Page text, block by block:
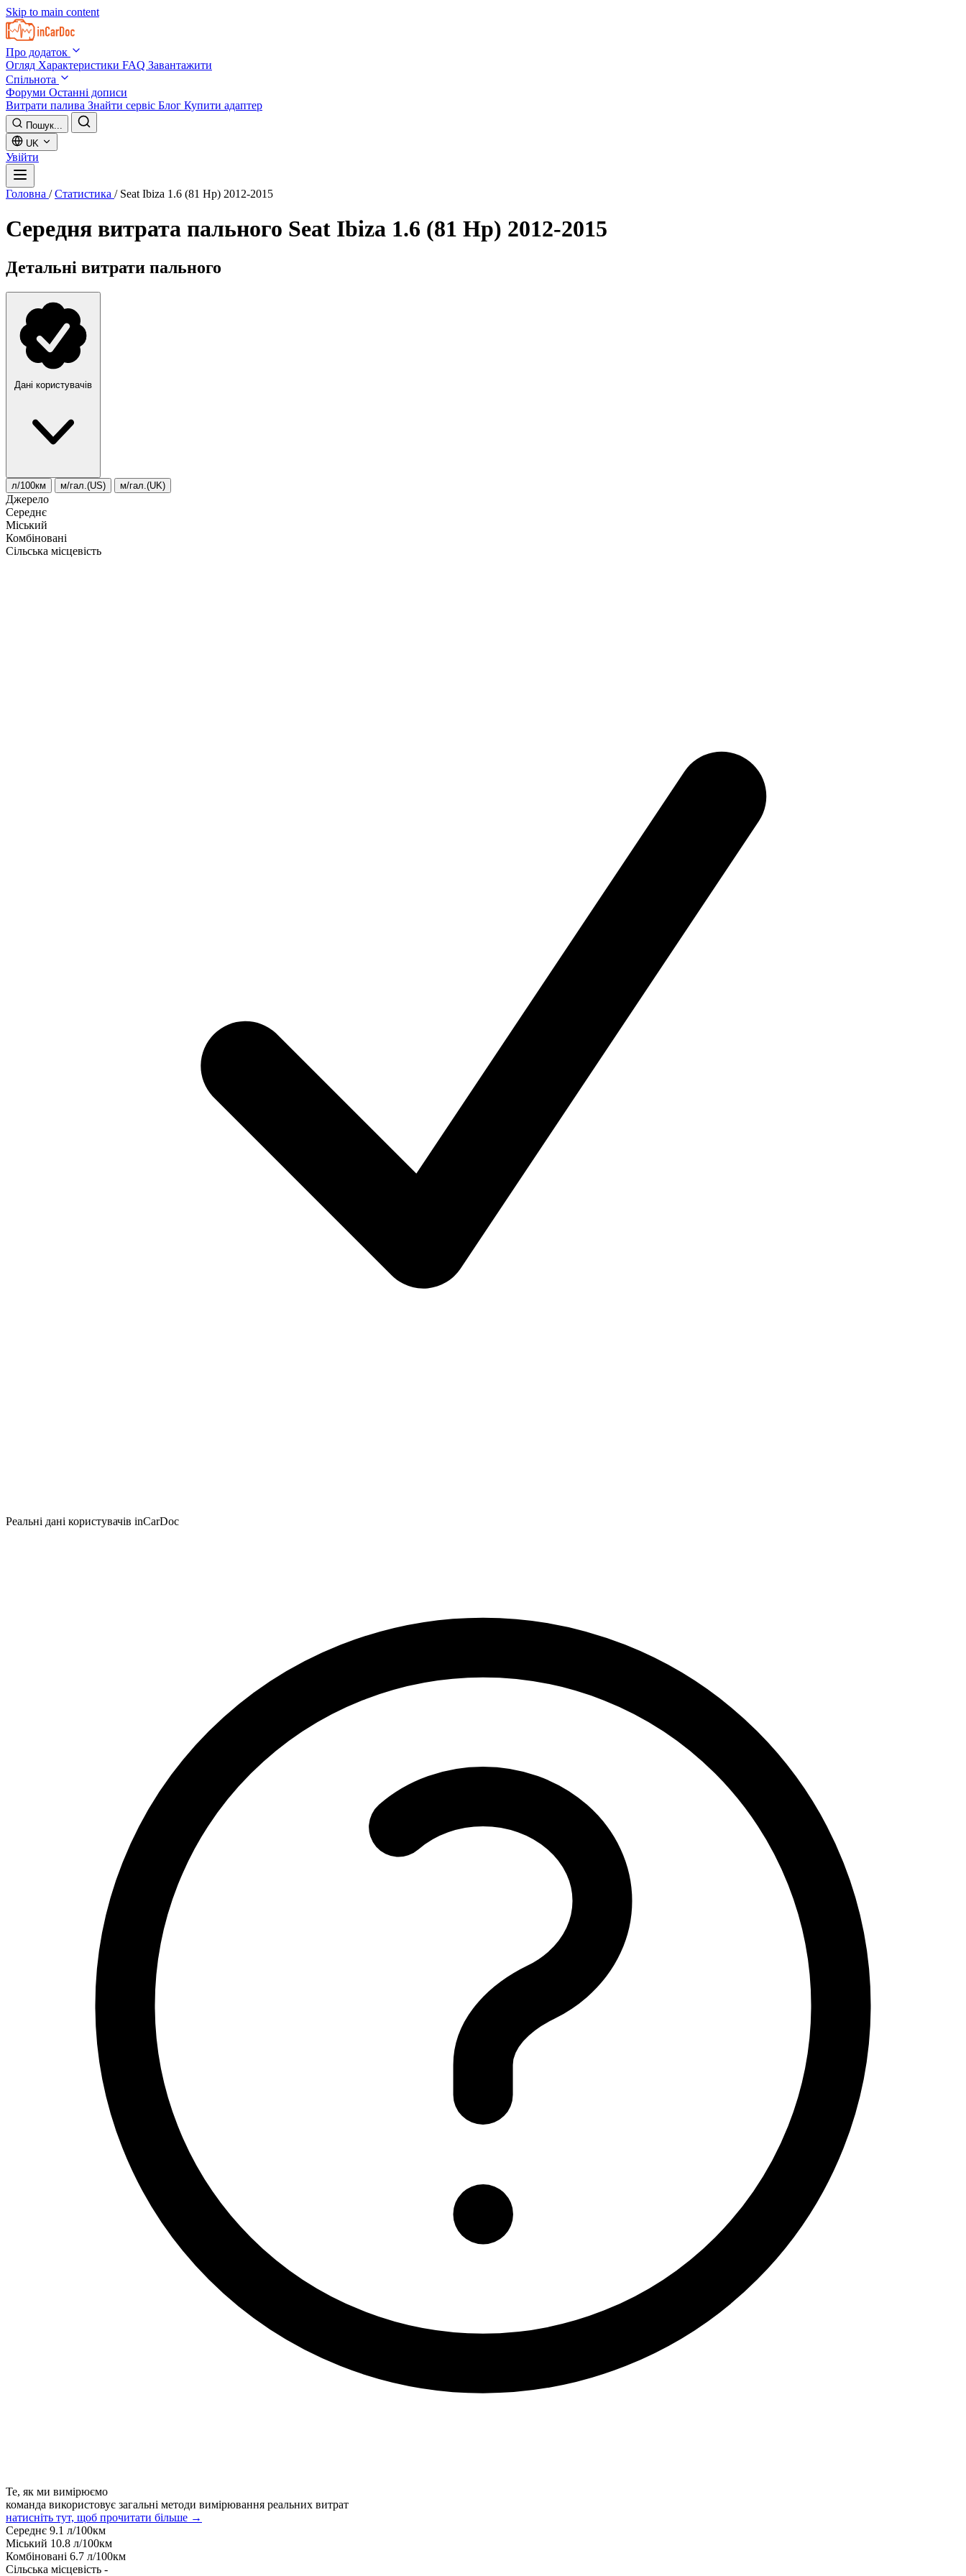
Skip to main content
Про додаток
Огляд Характеристики FAQ Завантажити
Спільнота
Форуми Останні дописи
Витрати палива Знайти сервіс Блог Купити адаптер
Пошук...
UK
Увійти
Головна / Статистика / Seat Ibiza 1.6 (81 Hp) 2012-2015
Середня витрата пального Seat Ibiza 1.6 (81 Hp) 2012-2015
Детальні витрати пального
Дані користувачів
л/100км м/гал.(US) м/гал.(UK)
Джерело
Середнє
Міський
Комбіновані
Сільська місцевість
Реальні дані користувачів inCarDoc
Те, як ми вимірюємо
команда використовує загальні методи вимірювання реальних витрат
натисніть тут, щоб прочитати більше →
Середнє 9.1 л/100км
Міський 10.8 л/100км
Комбіновані 6.7 л/100км
Сільська місцевість -